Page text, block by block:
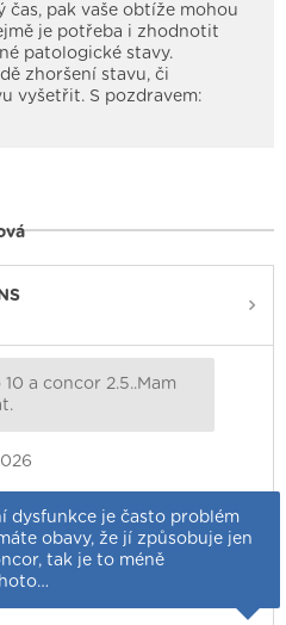
pak vaše obtíže mohou
je potřeba i zhodnotit
patologické stavy.
zhoršení stavu, či
vyšetřit. S pozdravem:
a concor 2.5..Mam
dysfunkce je často problém
obavy, že jí způsobuje jen
tak je to méně